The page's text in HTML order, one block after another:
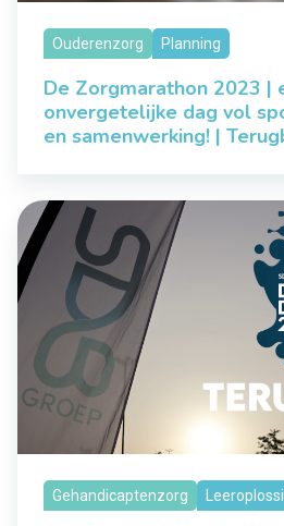
Ouderenzorg Planning
De Zorgmarathon 2023 |
onvergetelijke dag vol
en samenwerking! |
Gehandicaptenzorg